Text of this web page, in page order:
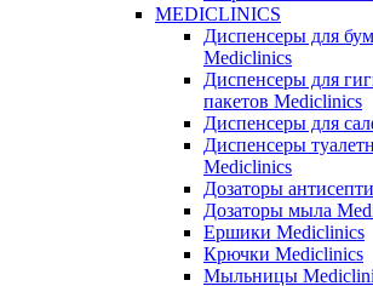
MEDICLINICS
Диспенсеры для
Mediclinics
Диспенсеры для
пакетов Mediclinics
Диспенсеры для
Диспенсеры
Mediclinics
Дозаторы
Дозаторы мыла
Ершики Mediclinics
Крючки Mediclinics
Мыльницы